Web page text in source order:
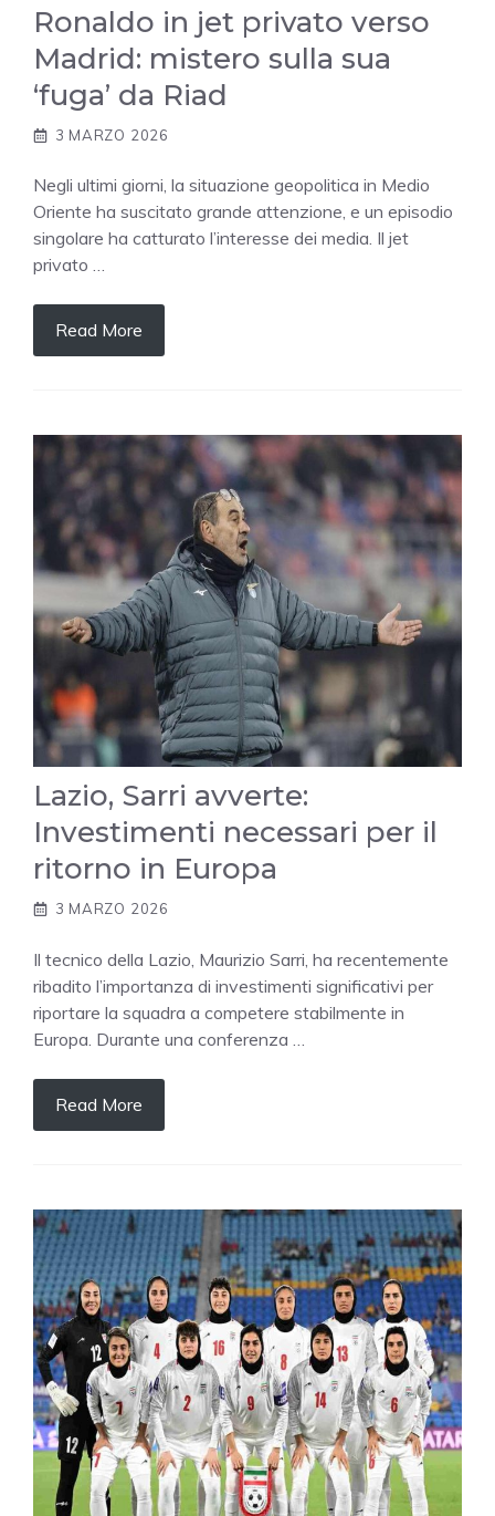
Ronaldo in jet privato verso
Madrid: mistero sulla sua
‘fuga’ da Riad
3 MARZO 2026
Negli ultimi giorni, la situazione geopolitica in Medio
Oriente ha suscitato grande attenzione, e un episodio
singolare ha catturato l’interesse dei media. Il jet
privato …
Read More
Lazio, Sarri avverte:
Investimenti necessari per il
ritorno in Europa
3 MARZO 2026
Il tecnico della Lazio, Maurizio Sarri, ha recentemente
ribadito l’importanza di investimenti significativi per
riportare la squadra a competere stabilmente in
Europa. Durante una conferenza …
Read More